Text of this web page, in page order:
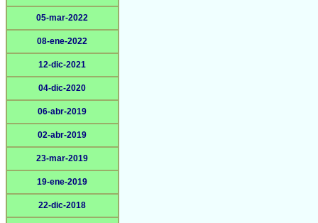
05-mar-2022
08-ene-2022
12-dic-2021
04-dic-2020
06-abr-2019
02-abr-2019
23-mar-2019
19-ene-2019
22-dic-2018